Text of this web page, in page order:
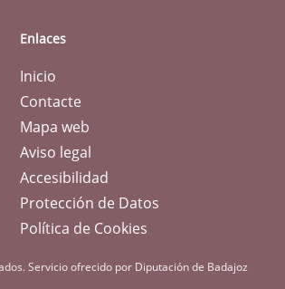
Enlaces
Inicio
Contacte
Mapa web
Aviso legal
Accesibilidad
Protección de Datos
Política de Cookies
Servicio ofrecido por Diputación de Badajoz